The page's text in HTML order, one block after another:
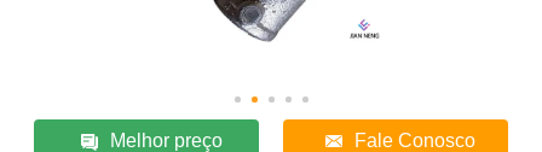
Melhor preço Fale Conosco